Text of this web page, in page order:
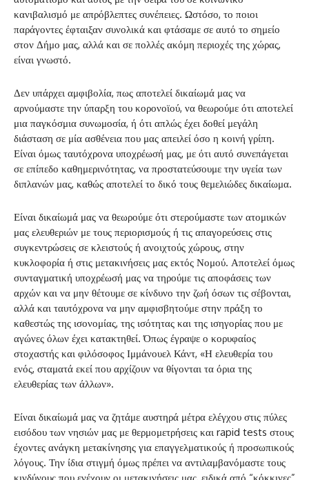
κανιβαλισμό με απρόβλεπτες συνέπειες. Ωστόσο, το ποιοι
παράγοντες έφταιξαν συνολικά και φτάσαμε σε αυτό το σημείο
στον Δήμο μας, αλλά και σε πολλές ακόμη περιοχές της χώρας,
είναι γνωστό.
Δεν υπάρχει αμφιβολία, πως αποτελεί δικαίωμά μας να
αρνούμαστε την ύπαρξη του κορονοϊού, να θεωρούμε ότι αποτελεί
μια παγκόσμια συνωμοσία, ή ότι απλώς έχει δοθεί μεγάλη
διάσταση σε μία ασθένεια που μας απειλεί όσο η κοινή γρίπη.
Είναι όμως ταυτόχρονα υποχρέωσή μας, με ότι αυτό συνεπάγεται
σε επίπεδο καθημερινότητας, να προστατεύσουμε την υγεία των
διπλανών μας, καθώς αποτελεί το δικό τους θεμελιώδες δικαίωμα.
Είναι δικαίωμά μας να θεωρούμε ότι στερούμαστε των ατομικών
μας ελευθεριών με τους περιορισμούς ή τις απαγορεύσεις στις
συγκεντρώσεις σε κλειστούς ή ανοιχτούς χώρους, στην
κυκλοφορία ή στις μετακινήσεις μας εκτός Νομού. Αποτελεί όμως
συνταγματική υποχρέωσή μας να τηρούμε τις αποφάσεις των
αρχών και να μην θέτουμε σε κίνδυνο την ζωή όσων τις σέβονται,
αλλά και ταυτόχρονα να μην αμφισβητούμε στην πράξη το
καθεστώς της ισονομίας, της ισότητας και της ισηγορίας που με
αγώνες όλων έχει κατακτηθεί. Όπως έγραψε ο κορυφαίος
στοχαστής και φιλόσοφος Ιμμάνουελ Κάντ, «Η ελευθερία του
ενός, σταματά εκεί που αρχίζουν να θίγονται τα όρια της
ελευθερίας των άλλων».
Είναι δικαίωμά μας να ζητάμε αυστηρά μέτρα ελέγχου στις πύλες
εισόδου των νησιών μας με θερμομετρήσεις και rapid tests στους
έχοντες ανάγκη μετακίνησης για επαγγελματικούς ή προσωπικούς
λόγους. Την ίδια στιγμή όμως πρέπει να αντιλαμβανόμαστε τους
κινδύνους που ενέχουν οι μετακινήσεις μας, ειδικά από “κόκκινες”